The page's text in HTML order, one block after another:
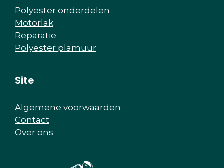
Polyester onderdelen
Motorlak
Reparatie
Polyester plamuur
Site
Algemene voorwaarden
Contact
Over ons